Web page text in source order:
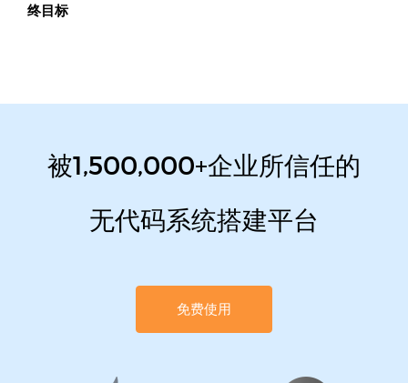
终目标
被1,500,000+企业所信任的
无代码系统搭建平台
免费使用